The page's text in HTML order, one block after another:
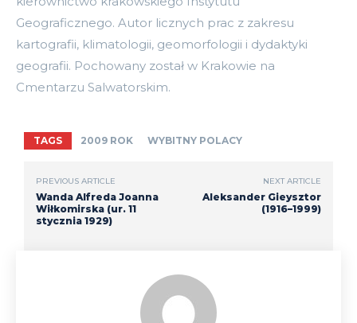
Geograficznego. Autor licznych prac z zakresu
kartografii, klimatologii, geomorfologii i dydaktyki
geografii. Pochowany został w Krakowie na
Cmentarzu Salwatorskim.
TAGS 2009 ROK WYBITNY POLACY
PREVIOUS ARTICLE
Wanda Alfreda Joanna
Wiłkomirska (ur. 11
stycznia 1929)
NEXT ARTICLE
Aleksander Gieysztor
(1916–1999)